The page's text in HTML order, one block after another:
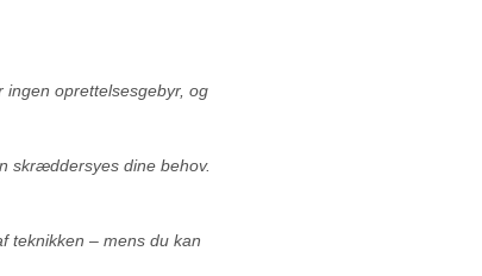
oprettelsesgebyr, og
skræddersyes dine behov.
teknikken – mens du kan